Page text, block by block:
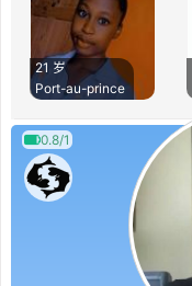
21 岁
Port-au-prince
0.8/1